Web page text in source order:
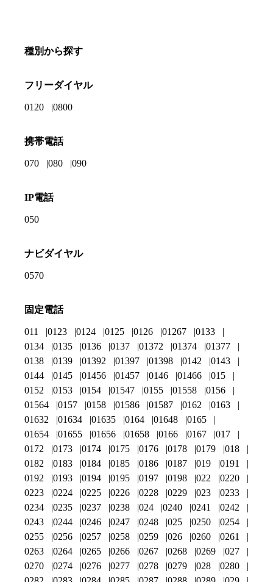
種別から探す
フリーダイヤル
0120 0800
携帯電話
070 080 090
IP電話
050
ナビダイヤル
0570
固定電話
011 0123 0124 0125 0126 01267
0133
0134
0135 0136 0137 01372 01374
01377
0138
0139 01392 01397 01398 0142
0143
0144
0145 01456 01457 0146 01466
015
0152
0153 0154 01547 0155 01558
0156
01564
0157 0158 01586 01587 0162
0163
01632
01634 01635 0164 01648
0165
01654
01655 01656 01658 0166 0167
017
0172
0173 0174 0175 0176 0178 0179
018
0182
0183 0184 0185 0186 0187 019
0191
0192
0193 0194 0195 0197 0198 022
0220
0223
0224 0225 0226 0228 0229 023
0233
0234
0235 0237 0238 024 0240 0241
0242
0243
0244 0246 0247 0248 025 0250
0254
0255
0256 0257 0258 0259 026 0260
0261
0263
0264 0265 0266 0267 0268 0269
027
0270
0274 0276 0277 0278 0279 028
0280